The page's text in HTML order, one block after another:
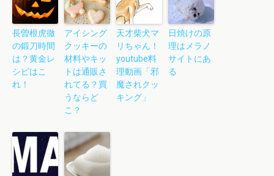
長曽根虎徹
の鍛刀時間
は？黄金レ
シピはこ
れ！
アイシング
クッキーの
材料やキッ
トは通販さ
れてる？買
うならど
こ？
天才柴犬マ
リちゃん！
youtube料
理動画「邪
魔されクッ
キング」
日焼けの原
理はメラノ
サイトにあ
る